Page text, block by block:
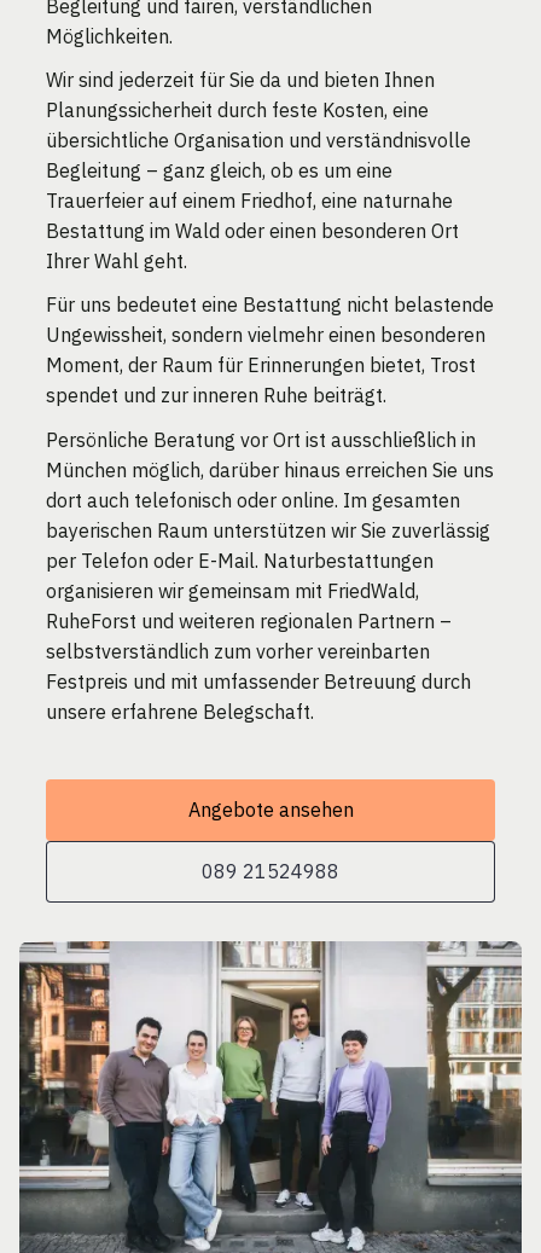
Begleitung und fairen, verständlichen
Möglichkeiten.
Wir sind jederzeit für Sie da und bieten Ihnen
Planungssicherheit durch feste Kosten, eine
übersichtliche Organisation und verständnisvolle
Begleitung – ganz gleich, ob es um eine
Trauerfeier auf einem Friedhof, eine naturnahe
Bestattung im Wald oder einen besonderen Ort
Ihrer Wahl geht.
Für uns bedeutet eine Bestattung nicht belastende
Ungewissheit, sondern vielmehr einen besonderen
Moment, der Raum für Erinnerungen bietet, Trost
spendet und zur inneren Ruhe beiträgt.
Persönliche Beratung vor Ort ist ausschließlich in
München möglich, darüber hinaus erreichen Sie uns
dort auch telefonisch oder online. Im gesamten
bayerischen Raum unterstützen wir Sie zuverlässig
per Telefon oder E-Mail. Naturbestattungen
organisieren wir gemeinsam mit FriedWald,
RuheForst und weiteren regionalen Partnern –
selbstverständlich zum vorher vereinbarten
Festpreis und mit umfassender Betreuung durch
unsere erfahrene Belegschaft.
Angebote ansehen
089 21524988